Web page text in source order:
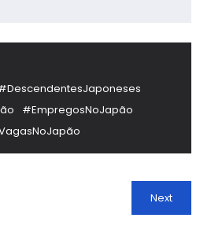
#EmpregosNoJapão
Next